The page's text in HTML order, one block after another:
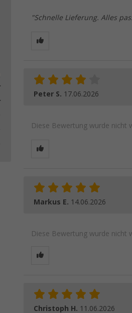
"Schnelle Lieferung. Alles
Peter S. 17.06.2026
Diese Bewertung wurde nicht
Markus E. 14.06.2026
Diese Bewertung wurde nicht
Christoph H. 11.06.2026